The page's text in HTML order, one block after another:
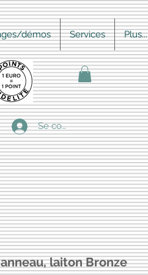
démos Services Plus...
Se connecter
laiton Bronze